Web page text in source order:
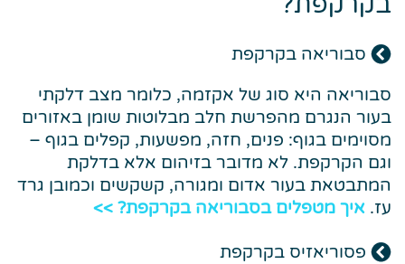
סבוריאה בקרקפת
סבוריאה היא סוג של אקזמה, כלומר מצב דלקתי
בעור הנגרם מהפרשת חלב מבלוטות שומן באזורים
מסוימים בגוף: פנים, חזה, מפשעות, קפלים בגוף –
וגם הקרקפת. לא מדובר בזיהום אלא בדלקת
המתבטאת בעור אדום ומגורה, קשקשים וכמובן גרד
עז. איך מטפלים בסבוריאה בקרקפת? >>
פסוריאזיס בקרקפת